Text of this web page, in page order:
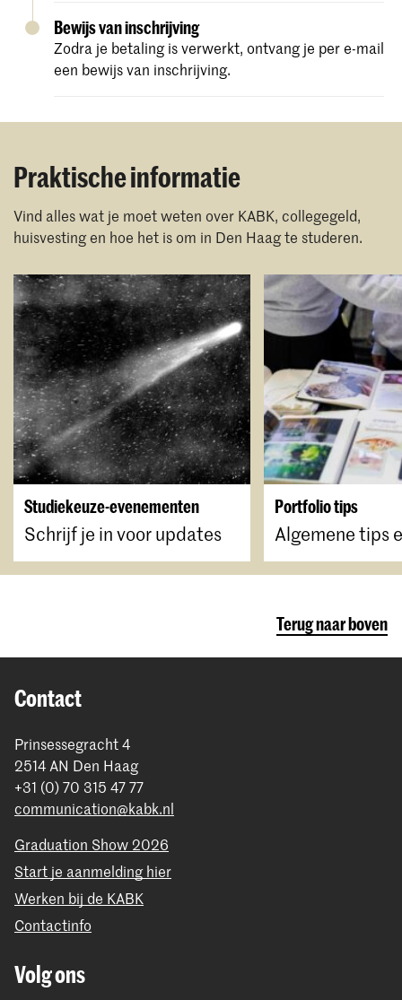
Een recente profielfoto (om af te
drukken op uw studentenkaart).
Eenbewijs van Engelse taalvaardigheid
Online Application.
Bewijs van inschrijving
Zodra je betaling is verwerkt, ontvang je per e-mail
een bewijs van inschrijving.
Praktische informatie
Vind alles wat je moet weten over KABK, collegegeld,
huisvesting en hoe het is om in Den Haag te studeren.
Studiekeuze-evenementen
Schrijf je in voor updates
Portfolio tips
Terug naar boven
Contact
Prinsessegracht 4
2514 AN Den Haag
+31 (0) 70 315 47 77
communication@kabk.nl
Graduation Show 2026
Start je aanmelding hier
Werken bij de KABK
Contactinfo
Volg ons